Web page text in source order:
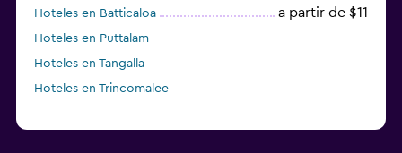
Hoteles en Batticaloa a partir de $11
Hoteles en Puttalam
Hoteles en Tangalla
Hoteles en Trincomalee